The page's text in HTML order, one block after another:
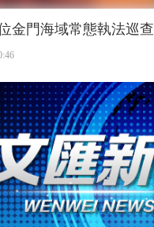
金門海域常態執法巡查